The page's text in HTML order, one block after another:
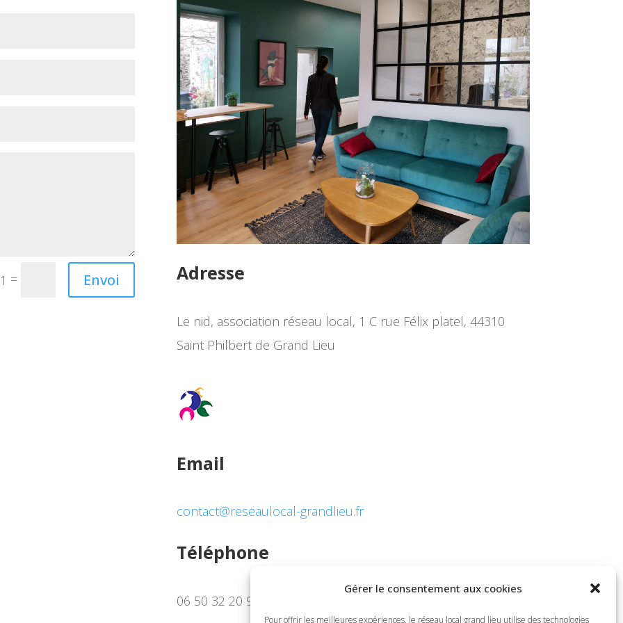
Gérer le consentement aux cookies
Pour offrir les meilleures expériences, le réseau local grand lieu utilise des technologies
= Envoi Adresse
Le nid, association réseau local, 1 C rue Félix platel, 44310
Saint Philbert de Grand Lieu
Email
contact@reseaulocal-grandlieu.fr
Téléphone
06 50 32 20 90